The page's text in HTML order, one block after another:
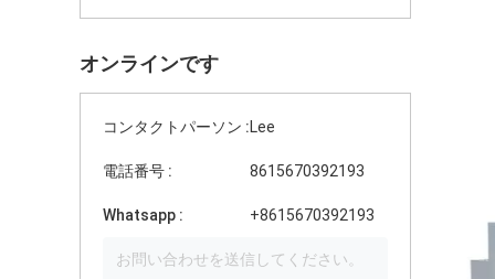
オンラインです
コンタクトパーソン :Lee
電話番号 : 8615670392193
Whatsapp : +8615670392193